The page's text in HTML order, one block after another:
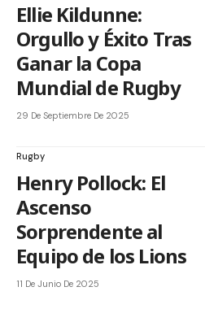
Ellie Kildunne:
Orgullo y Éxito Tras
Ganar la Copa
Mundial de Rugby
29 De Septiembre De 2025
Rugby
Henry Pollock: El
Ascenso
Sorprendente al
Equipo de los Lions
11 De Junio De 2025